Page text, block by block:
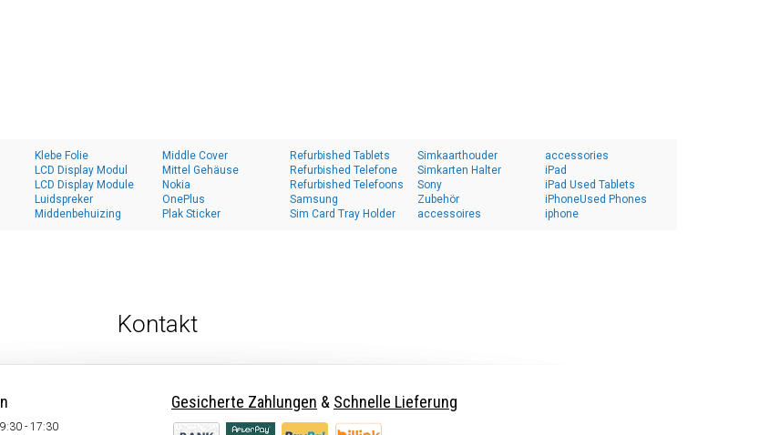
Klebe Folie
LCD Display Modul
LCD Display Module
Luidspreker
Middenbehuizing
Middle Cover
Mittel Gehäuse
Nokia
OnePlus
Plak Sticker
Refurbished Tablets
Refurbished Telefone
Refurbished Telefoons
Samsung
Sim Card Tray Holder
Simkaarthouder
Simkarten Halter
Sony
Zubehör
accessoires
accessories
iPad
iPad Used Tablets
iPhoneUsed Phones
iphone
Kontakt
- 17:30
Gesicherte Zahlungen & Schnelle Lieferung